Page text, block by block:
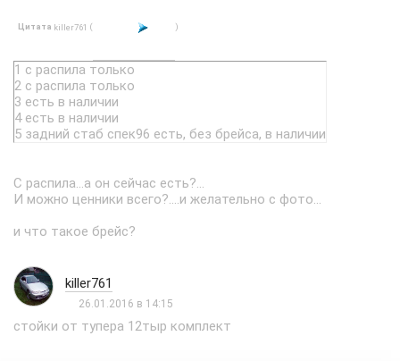
Цитата killer761 ( )
1 с распила только
2 с распила только
3 есть в наличии
4 есть в наличии
5 задний стаб спек96 есть, без брейса, в наличии
С распила...а он сейчас есть?...
И можно ценники всего?....и желательно с фото...
и что такое брейс?
killer761
26.01.2016 в 14:15
стойки от тупера 12тыр комплект